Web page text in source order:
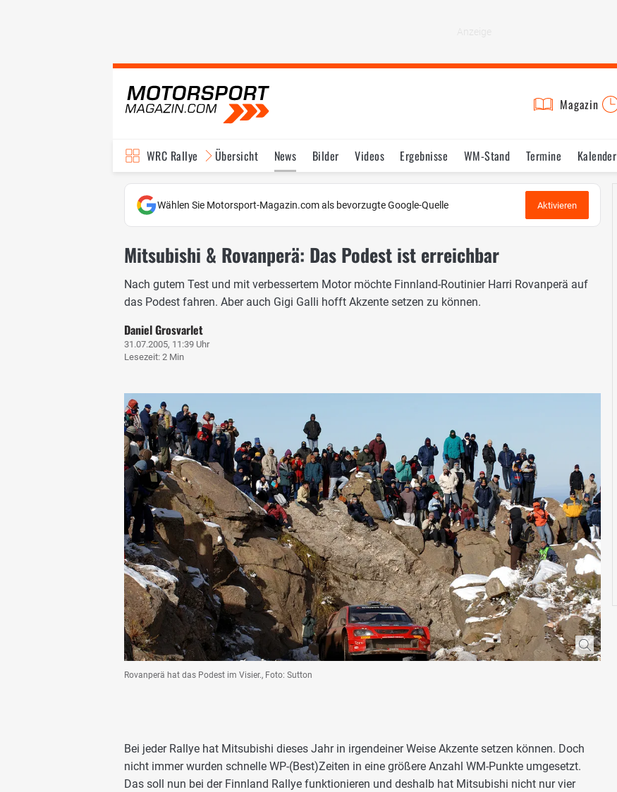
Magazin
WRC Rallye Übersicht News Bilder Videos Ergebnisse WM-Stand Termine Kalender
TV-Programm
Wählen Sie Motorsport-Magazin.com als bevorzugte Google-Quelle Aktivieren
Mitsubishi & Rovanperä: Das Podest ist erreichbar
Nach gutem Test und mit verbessertem Motor möchte Finnland-Routinier Harri Rovanperä auf
das Podest fahren. Aber auch Gigi Galli hofft Akzente setzen zu können.
Daniel Grosvarlet
31.07.2005, 11:39 Uhr
Lesezeit: 2 Min
Rovanperä hat das Podest im Visier., Foto: Sutton
Bei jeder Rallye hat Mitsubishi dieses Jahr in irgendeiner Weise Akzente setzen können. Doch
nicht immer wurden schnelle WP-(Best)Zeiten in eine größere Anzahl WM-Punkte umgesetzt.
Das soll nun bei der Finnland Rallye funktionieren und deshalb hat Mitsubishi nicht nur vier